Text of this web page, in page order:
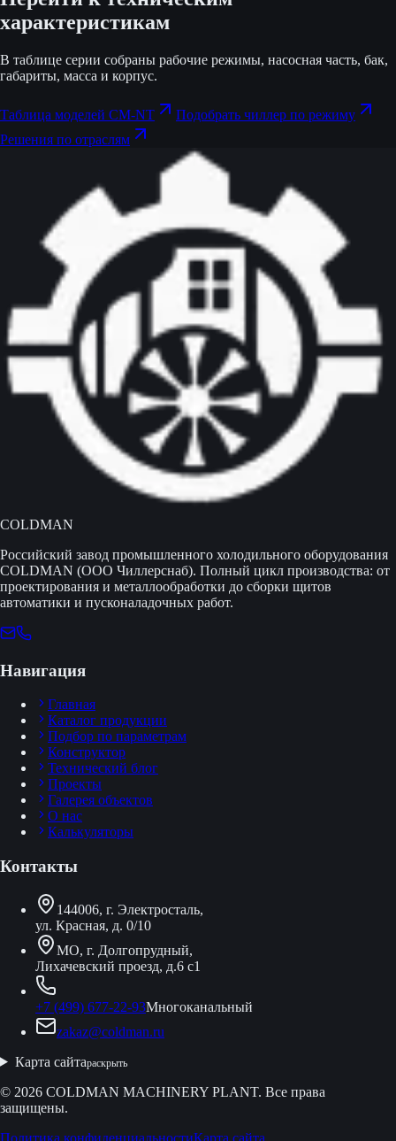
характеристикам
В таблице серии собраны рабочие режимы, насосная часть, бак,
габариты, масса и корпус.
Таблица моделей CM-NT
Подобрать чиллер по режиму
Решения по отраслям
COLDMAN
Российский завод промышленного холодильного оборудования
COLDMAN (ООО Чиллерснаб). Полный цикл производства: от
проектирования и металлообработки до сборки щитов
автоматики и пусконаладочных работ.
Навигация
Главная
Каталог продукции
Подбор по параметрам
Конструктор
Технический блог
Проекты
Галерея объектов
О нас
Калькуляторы
Контакты
144006, г. Электросталь,
ул. Красная, д. 0/10
МО, г. Долгопрудный,
Лихачевский проезд, д.6 с1
+7 (499) 677-22-93Многоканальный
zakaz@coldman.ru
Карта сайтараскрыть
© 2026 COLDMAN MACHINERY PLANT. Все права
защищены.
Политика конфиденциальностиКарта сайта